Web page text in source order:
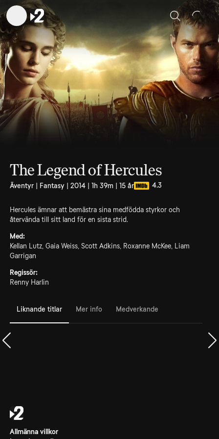
Sök
The Legend of Hercules
Äventyr | Fantasy | 2014 | 1h 39m | 15 år 4.3
Hercules ämnar att bemästra sina medfödda styrkor och
återvända till sitt land för en sista strid.
Med:
Kellan Lutz, Gaia Weiss, Scott Adkins, Roxanne McKee, Liam
Garrigan
Regissör:
Renny Harlin
Liknande titlar Mer info Medverkande
Allmänna villkor